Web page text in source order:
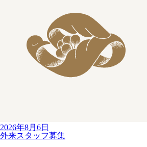
2026年8月6日
外来スタッフ募集